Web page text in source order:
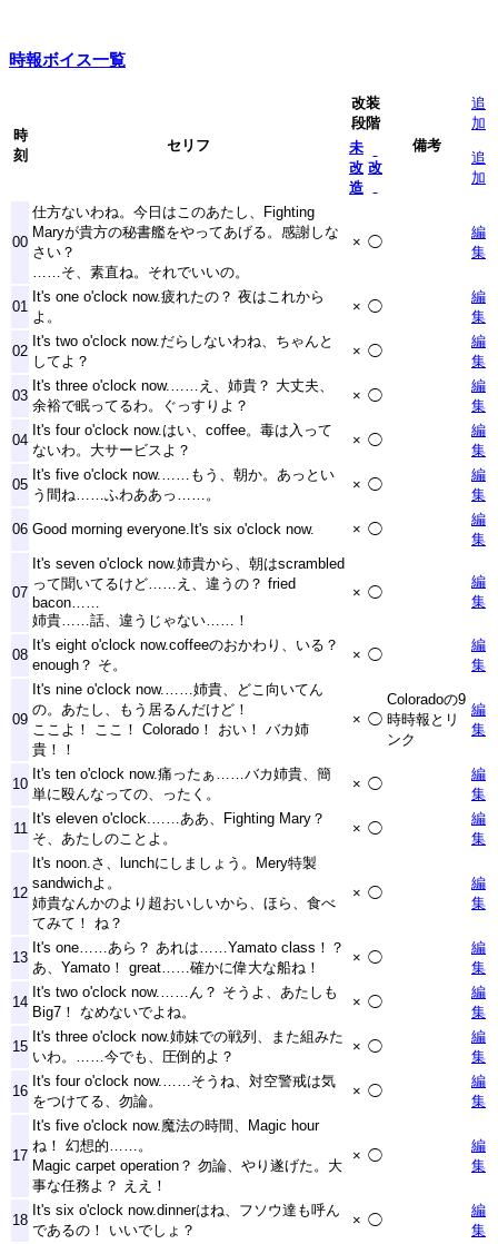
時報ボイス一覧
時
刻
セリフ
改装
段階
備考
追
加
未
改
造
改
追
加
00
仕方ないわね。今日はこのあたし、Fighting
Maryが貴方の秘書艦をやってあげる。感謝しな
さい？
……そ、素直ね。それでいいの。
× ◯
編
集
01
It's one o'clock now.疲れたの？ 夜はこれから
よ。
× ◯
編
集
02
It's two o'clock now.だらしないわね、ちゃんと
してよ？
× ◯
編
集
03
It's three o'clock now.……え、姉貴？ 大丈夫、
余裕で眠ってるわ。ぐっすりよ？
× ◯
編
集
04
It's four o'clock now.はい、coffee。毒は入って
ないわ。大サービスよ？
× ◯
編
集
05
It's five o'clock now.……もう、朝か。あっとい
う間ね……ふわああっ……。
× ◯
編
集
06 Good morning everyone.It's six o'clock now. × ◯
編
集
07
It's seven o'clock now.姉貴から、朝はscrambled
って聞いてるけど……え、違うの？ fried
bacon……
姉貴……話、違うじゃない……！
× ◯
編
集
08
It's eight o'clock now.coffeeのおかわり、いる？
enough？ そ。
× ◯
編
集
09
It's nine o'clock now.……姉貴、どこ向いてん
の。あたし、もう居るんだけど！
ここよ！ ここ！ Colorado！ おい！ バカ姉
貴！！
× ◯
Coloradoの9
時時報とリ
ンク
編
集
10
It's ten o'clock now.痛ったぁ……バカ姉貴、簡
単に殴んなっての、ったく。
× ◯
編
集
11
It's eleven o'clock.……ああ、Fighting Mary？
そ、あたしのことよ。
× ◯
編
集
12
It's noon.さ、lunchにしましょう。Mery特製
sandwichよ。
姉貴なんかのより超おいしいから、ほら、食べ
てみて！ ね？
× ◯
編
集
13
It's one……あら？ あれは……Yamato class！？
あ、Yamato！ great……確かに偉大な船ね！
× ◯
編
集
14
It's two o'clock now.……ん？ そうよ、あたしも
Big7！ なめないでよね。
× ◯
編
集
15
It's three o'clock now.姉妹での戦列、また組みた
いわ。……今でも、圧倒的よ？
× ◯
編
集
16
It's four o'clock now.……そうね、対空警戒は気
をつけてる、勿論。
× ◯
編
集
17
It's five o'clock now.魔法の時間、Magic hour
ね！ 幻想的……。
Magic carpet operation？ 勿論、やり遂げた。大
事な任務よ？ ええ！
× ◯
編
集
18
It's six o'clock now.dinnerはね、フソウ達も呼ん
であるの！ いいでしょ？
× ◯
編
集